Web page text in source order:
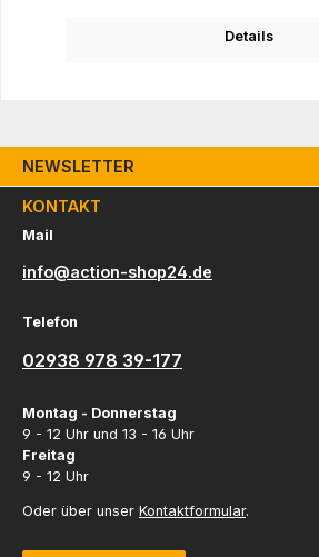
Details
NEWSLETTER
KONTAKT
Mail
info@action-shop24.de
Telefon
02938 978 39-177
Montag - Donnerstag
9 - 12 Uhr und 13 - 16 Uhr
Freitag
9 - 12 Uhr
Oder über unser Kontaktformular.